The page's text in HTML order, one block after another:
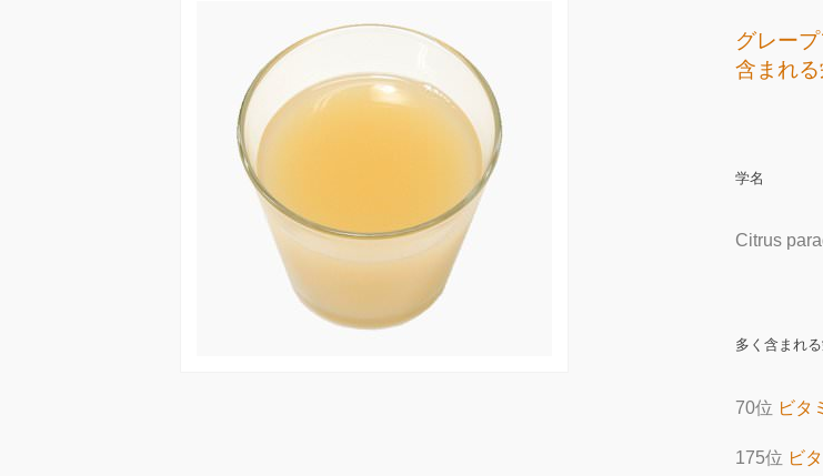
グレー
含まれ
学名
Citrus
多く含まれ
70位 ビタ
175位 ビ